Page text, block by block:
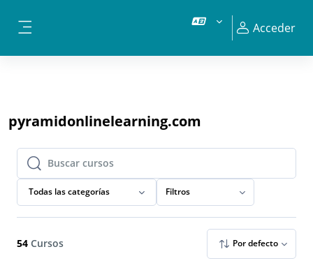
Acceder
pyramidonlinelearning.com
Buscar cursos
Buscar cursos
Todas las categorías Filtros
54 Cursos Por defecto